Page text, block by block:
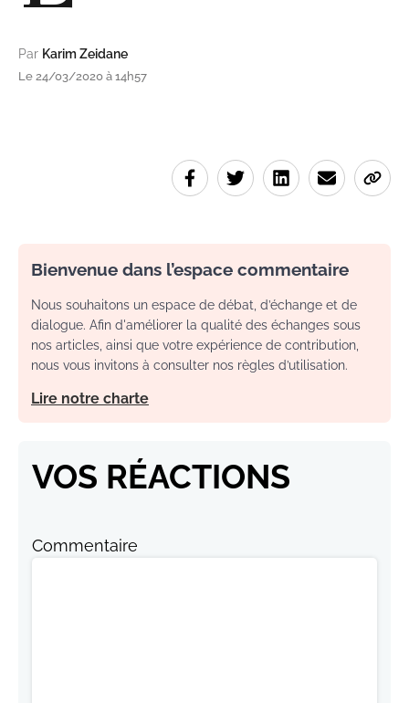
Par Karim Zeidane
Le 24/03/2020 à 14h57
Bienvenue dans l’espace commentaire
Nous souhaitons un espace de débat, d’échange et de
dialogue. Afin d'améliorer la qualité des échanges sous
nos articles, ainsi que votre expérience de contribution,
nous vous invitons à consulter nos règles d’utilisation.
Lire notre charte
VOS RÉACTIONS
Commentaire